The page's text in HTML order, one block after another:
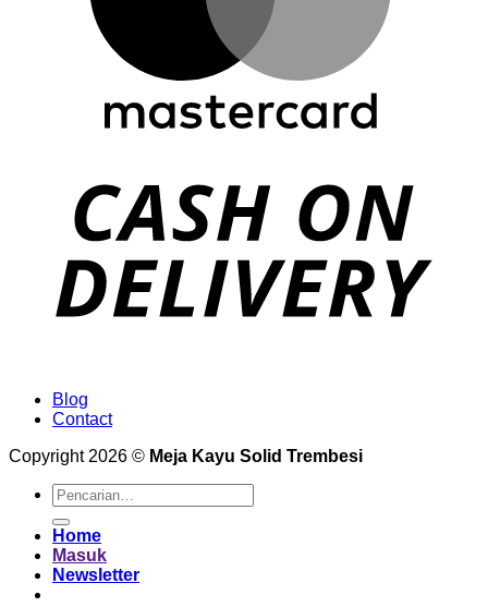
Blog
Contact
Copyright 2026 © Meja Kayu Solid Trembesi
Pencarian
untuk:
Home
Masuk
Newsletter